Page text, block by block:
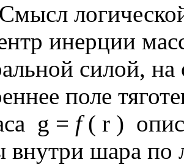
логической
инерции
силой, на
поле
g = f( r )
внутри шара